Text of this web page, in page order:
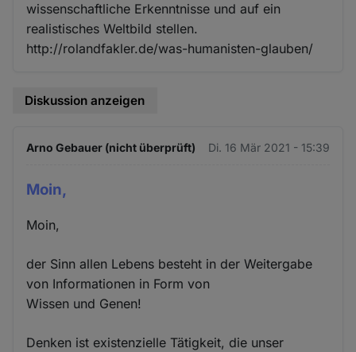
wissenschaftliche Erkenntnisse und auf ein
realistisches Weltbild stellen.
http://rolandfakler.de/was-humanisten-glauben/
Diskussion anzeigen
Arno Gebauer (nicht überprüft) Di. 16 Mär 2021 - 15:39
Moin,
Moin,
der Sinn allen Lebens besteht in der Weitergabe
von Informationen in Form von
Wissen und Genen!
Denken ist existenzielle Tätigkeit, die unser